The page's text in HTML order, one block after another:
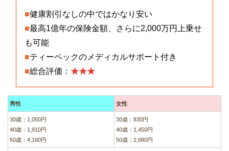
■健康割引なしの中ではかなり安い
■最高1億年の保険金額、さらに2,000万円上乗せ
も可能
■ティーペックのメディカルサポート付き
■総合評価： ★★★
男性 女性
30歳：1,050円
40歳：1,910円
50歳：4,160円
30歳：830円
40歳：1,450円
50歳：2,680円